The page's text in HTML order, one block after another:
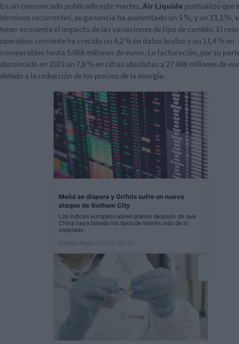
En un comunicado publicado este martes,Air Liquide puntualizó que
términos recurrentes, su ganancia ha aumentado un 5 %, y un 13,3 %,
tener en cuenta el impacto de las variaciones de tipo de cambio. El
operativo corriente ha crecido un 4,2 % en datos brutos y un 11,4 % en
comparables hasta 5.068 millones de euros. La facturación, por su
disminuido en 2023 un 7,8 % en cifras absolutas a 27.608 millones de
debido a la reducción de los precios de la energía.
Meliá se dispara y Grifols sufre un nuevo
ataque de Gotham City
Los índices europeos abren planos después de que
China haya bajado los tipos de interés más de lo
esperado
Capital Radio
/ 2024-02-20